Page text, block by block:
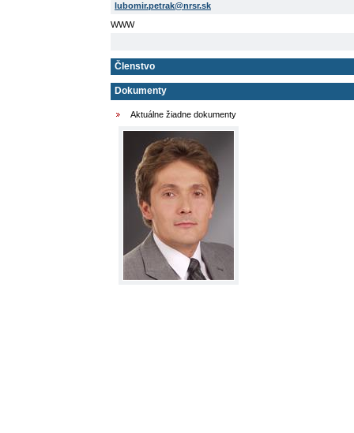
lubomir.petrak@nrsr.sk
WWW
Členstvo
Dokumenty
Aktuálne žiadne dokumenty